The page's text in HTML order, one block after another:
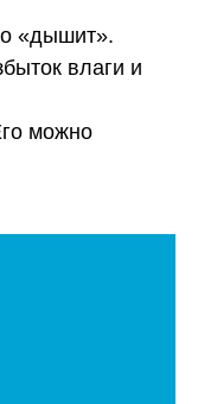
«дышит».
влаги и
можно